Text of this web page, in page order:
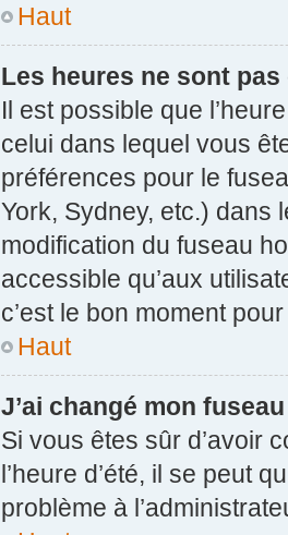
Haut
Les heures ne sont
Il est possible que
celui dans lequel vous
préférences pour le
York, Sydney, etc.) dans
modification du fuseau
accessible qu’aux
c’est le bon moment
Haut
J’ai changé mon
Si vous êtes sûr d’avoir
l’heure d’été, il se peut
problème à